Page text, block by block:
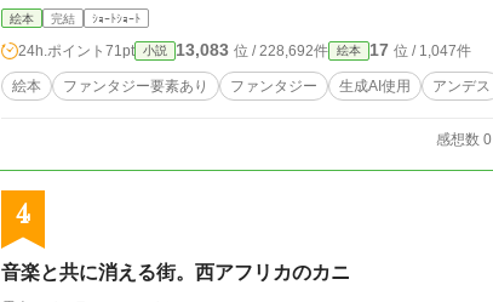
絵本 完結 ｼｮｰﾄｼｮｰﾄ
24h.ポイント 71pt 小説 13,083 位 / 228,692件 絵本 17 位 / 1,047件
絵本 ファンタジー要素あり ファンタジー 生成AI使用 アンデス
感想数 0
4
音楽と共に消える街。西アフリカのカニ